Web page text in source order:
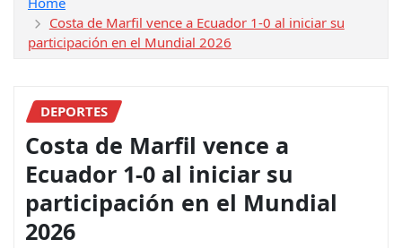
Costa de Marfil vence a Ecuador 1-0 al iniciar su
participación en el Mundial 2026
DEPORTES
Costa de Marfil vence a
Ecuador 1-0 al iniciar su
participación en el Mundial
2026